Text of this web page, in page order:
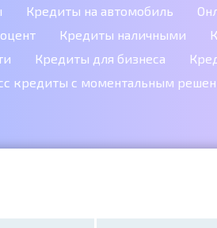
Кредиты на автомобиль
Кредиты наличными
Кредиты для бизнеса
кредиты с моментальным